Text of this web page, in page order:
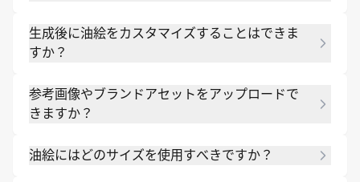
用して、初稿の作成、スタイルのテスト、デザイン
の調整を行うことができます。さらに利用したい場
生成後に油絵をカスタマイズすることはできま
すか？
イアウト、色、ラベル、視覚的なスタイル、フォー
マットを変更できます。プロジェクトにぴったり合
参考画像やブランドアセットをアップロードで
きますか？
ト、またはスタイルの参考画像をアップロードし、
油絵にはどのサイズを使用すべきですか？